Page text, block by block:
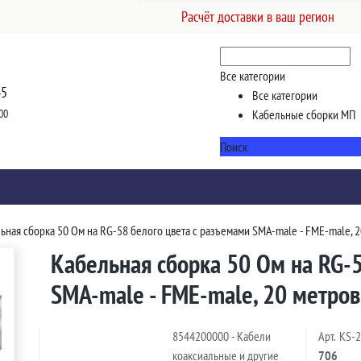
Расчёт доставки в ваш регион
Все категории
Все категории
Кабельные сборки МП
Поиск
сборка 50 Ом на RG-58 белого цвета с разъемами SMA-male - FME-male,
Кабельная сборка 50 Ом на
SMA-male - FME-male, 20 метров
8544200000 - Кабели
коаксиальные и другие
Арт. KS-
706